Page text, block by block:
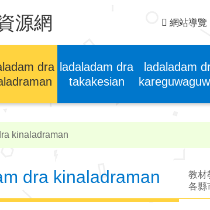
源網 網站導覽
dra ladaladam dra
takakesian
ladaladam
kinaladraman
dra kinaladraman
教材
各縣